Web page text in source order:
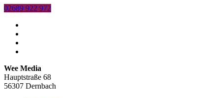
02689 922 972
Wee Media
Hauptstraße 68
56307 Dernbach